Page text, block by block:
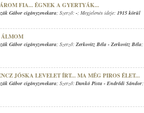
FIA... ÉGNEK A GYERTYÁK...
Gábor cigányzenekara; Szerző: -; Megjelenés ideje: 1915 körül
ÁLMOM
Gábor cigányzenekara; Szerző: Zerkovitz Béla - Zerkovitz Béla;
JÓSKA LEVELET ÍRT... MA MÉG PIROS ÉLET...
Gábor cigányzenekara; Szerző:Dankó Pista - Endrődi Sándor